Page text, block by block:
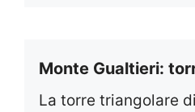
Monte Gualtieri:
La torre triangolare